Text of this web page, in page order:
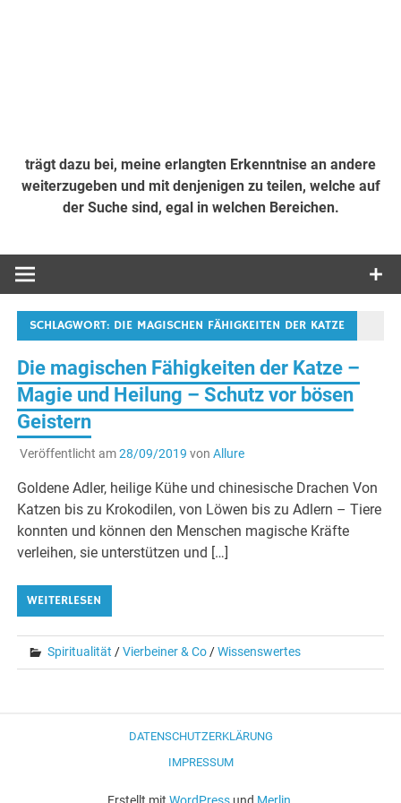
trägt dazu bei, meine erlangten Erkenntnise an andere
weiterzugeben und mit denjenigen zu teilen, welche auf
der Suche sind, egal in welchen Bereichen.
SCHLAGWORT: DIE MAGISCHEN FÄHIGKEITEN DER KATZE
Die magischen Fähigkeiten der Katze –
Magie und Heilung – Schutz vor bösen
Geistern
Veröffentlicht am28/09/2019 von Allure
Goldene Adler, heilige Kühe und chinesische Drachen Von
Katzen bis zu Krokodilen, von Löwen bis zu Adlern – Tiere
konnten und können den Menschen magische Kräfte
verleihen, sie unterstützen und […]
WEITERLESEN
Spiritualität /Vierbeiner & Co/Wissenswertes
DATENSCHUTZERKLÄRUNG
IMPRESSUM
Erstellt mit WordPressund Merlin